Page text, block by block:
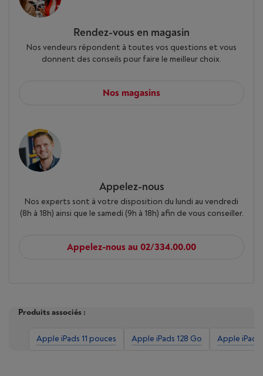
Rendez-vous en magasin
Nos vendeurs répondent à toutes vos questions et vous
donnent des conseils pour faire le meilleur choix.
Nos magasins
Appelez-nous
Nos experts sont à votre disposition du lundi au vendredi
(8h à 18h) ainsi que le samedi (9h à 18h) afin de vous conseiller.
Appelez-nous au 02/334.00.00
Produits associés :
Apple iPads 11 pouces Apple iPads 128 Go Apple iPads